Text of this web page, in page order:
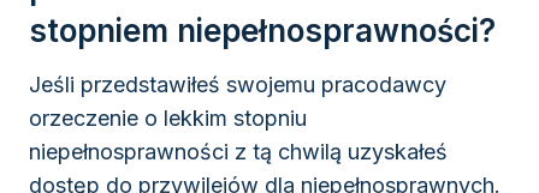
stopniem niepełnosprawności?
Jeśli przedstawiłeś swojemu pracodawcy
orzeczenie o lekkim stopniu
niepełnosprawności z tą chwilą uzyskałeś
dostęp do przywilejów dla niepełnosprawnych.